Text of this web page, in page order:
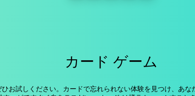
カード ゲーム
お試しください。カードで忘れられない体験を見つけ、あ